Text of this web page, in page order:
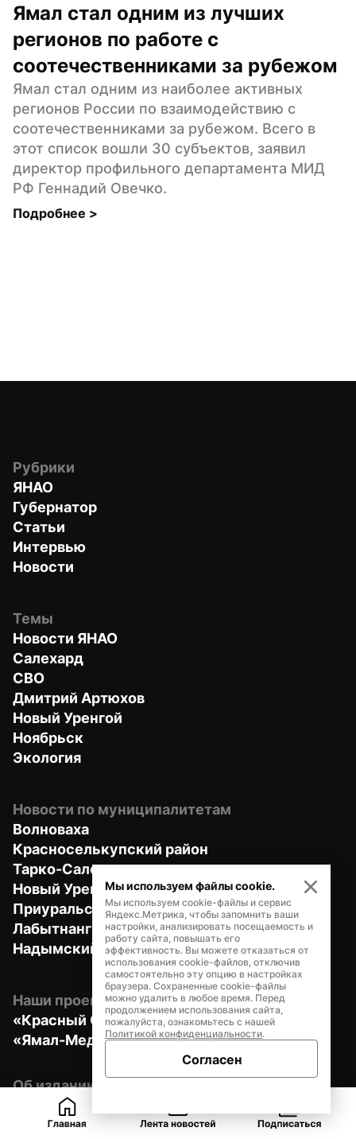
Ямал стал одним из лучших
регионов по работе с
соотечественниками за рубежом
Ямал стал одним из наиболее активных
регионов России по взаимодействию с
соотечественниками за рубежом. Всего в
этот список вошли 30 субъектов, заявил
директор профильного департамента МИД
РФ Геннадий Овечко.
Подробнее >
Рубрики
ЯНАО
Губернатор
Статьи
Интервью
Новости
Темы
Новости ЯНАО
Салехард
СВО
Дмитрий Артюхов
Новый Уренгой
Ноябрьск
Экология
Новости по муниципалитетам
Волноваха
Красноселькупский район
Тарко-Сале
Новый Уренгой
Приуральский район
Лабытнанги
Надымский район
Наши проекты
«Красный Север»
«Ямал-Медиа»
Об издании
Контакты
Мы используем файлы cookie.
Мы используем cookie-файлы и сервис
Яндекс.Метрика, чтобы запомнить ваши
настройки, анализировать посещаемость и
работу сайта, повышать его
эффективность. Вы можете отказаться от
использования cookie-файлов, отключив
самостоятельно эту опцию в настройках
браузера. Сохраненные cookie-файлы
можно удалить в любое время. Перед
продолжением использования сайта,
пожалуйста, ознакомьтесь с нашей
Политикой конфиденциальности.
Согласен